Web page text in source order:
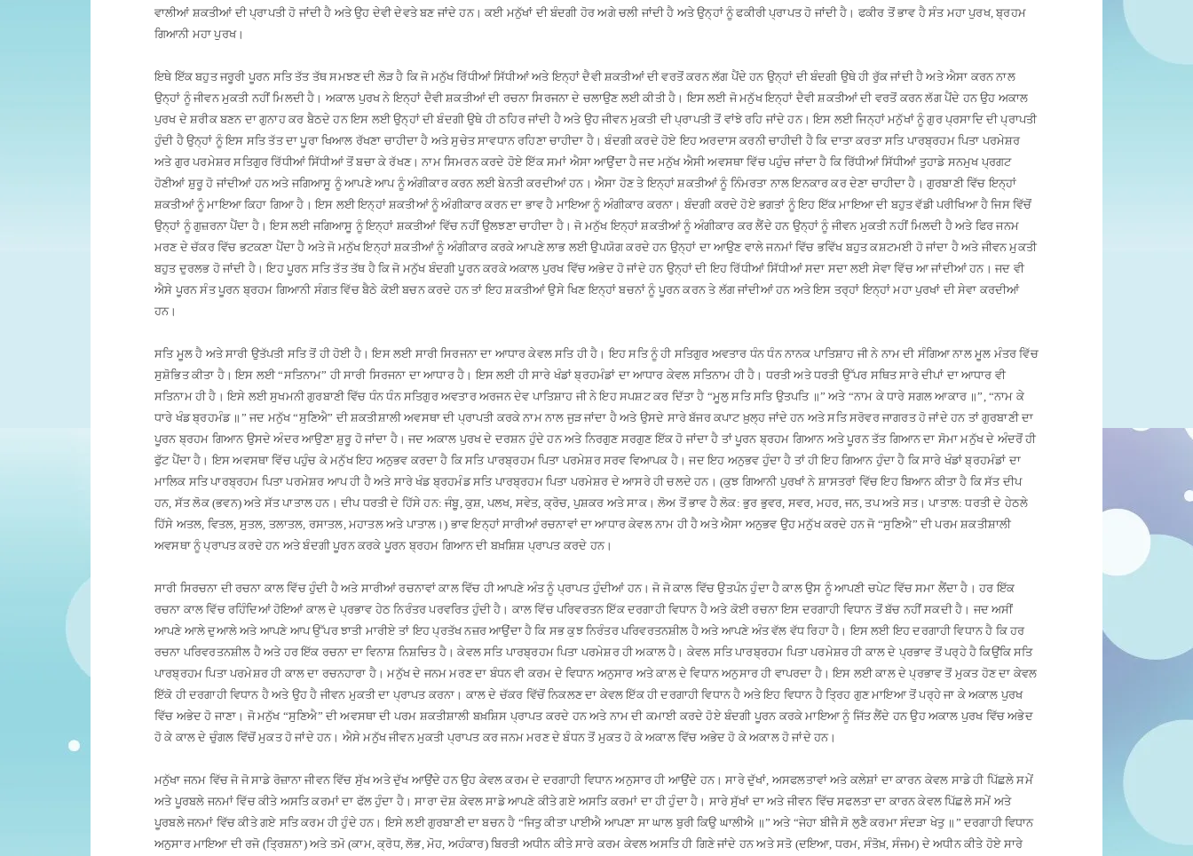
ਵਾਲੀਆਂ ਸ਼ਕਤੀਆਂ ਦੀ ਪ੍ਰਾਪਤੀ ਹੋ ਜਾਂਦੀ ਹੈ ਅਤੇ ਉਹ ਦੇਵੀ ਦੇਵਤੇ ਬਣ ਜਾਂਦੇ ਹਨ।ਕਈ ਮਨੁੱਖਾਂ ਦੀ ਬੰਦਗੀ ਹੋਰ ਅਗੇ ਚਲੀ ਜਾਂਦੀ ਹੈ ਅਤੇ ਉਨ੍ਹਾਂ ਨੂੰ ਫਕੀਰੀ ਪ੍ਰਾਪਤ ਹੋ ਜਾਂਦੀ ਹੈ । ਫਕੀਰ ਤੋਂ ਭਾਵ ਹੈ ਸੰਤ ਮਹਾ ਪੁਰਖ, ਬ੍ਰਹਮ
ਗਿਆਨੀ ਮਹਾ ਪੁਰਖ।
ਇਥੇ ਇੱਕ ਬਹੁਤ ਜਰੂਰੀ ਪੂਰਨ ਸਤਿ ਤੱਤ ਤੱਥ ਸਮਝਣ ਦੀ ਲੋੜ ਹੈ ਕਿ ਜੋ ਮਨੁੱਖ ਰਿੱਧੀਆਂ ਸਿੱਧੀਆਂ ਅਤੇ ਇਨ੍ਹਾਂ ਦੈਵੀ ਸ਼ਕਤੀਆਂ ਦੀ ਵਰਤੋਂ ਕਰਨ ਲੱਗ ਪੈਂਦੇ ਹਨ ਉਨ੍ਹਾਂ ਦੀ ਬੰਦਗੀ ਉਥੇ ਹੀ ਰੁੱਕ ਜਾਂਦੀ ਹੈ ਅਤੇ ਐਸਾ ਕਰਨ ਨਾਲ
ਉਨ੍ਹਾਂ ਨੂੰ ਜੀਵਨ ਮੁਕਤੀ ਨਹੀਂ ਮਿਲਦੀ ਹੈ । ਅਕਾਲ ਪੁਰਖ ਨੇ ਇਨ੍ਹਾਂ ਦੈਵੀ ਸ਼ਕਤੀਆਂ ਦੀ ਰਚਨਾ ਸਿਰਜਨਾ ਦੇ ਚਲਾਉਣ ਲਈ ਕੀਤੀ ਹੈ ।ਇਸ ਲਈ ਜੋ ਮਨੁੱਖ ਇਨ੍ਹਾਂ ਦੈਵੀ ਸ਼ਕਤੀਆਂ ਦੀ ਵਰਤੋਂ ਕਰਨ ਲੱਗ ਪੈਂਦੇ ਹਨ ਉਹ ਅਕਾਲ
ਪੁਰਖ ਦੇ ਸ਼ਰੀਕ ਬਣਨ ਦਾ ਗੁਨਾਹ ਕਰ ਬੈਠਦੇ ਹਨ ਇਸ ਲਈ ਉਨ੍ਹਾਂ ਦੀ ਬੰਦਗੀ ਉਥੇ ਹੀ ਠਹਿਰ ਜਾਂਦੀ ਹੈ ਅਤੇ ਉਹ ਜੀਵਨ ਮੁਕਤੀ ਦੀ ਪ੍ਰਾਪਤੀ ਤੋਂ ਵਾਂਝੇ ਰਹਿ ਜਾਂਦੇ ਹਨ।ਇਸ ਲਈ ਜਿਨ੍ਹਾਂ ਮਨੁੱਖਾਂ ਨੂੰ ਗੁਰ ਪ੍ਰਸਾਦਿ ਦੀ ਪ੍ਰਾਪਤੀ
ਹੁੰਦੀ ਹੈ ਉਨ੍ਹਾਂ ਨੂੰ ਇਸ ਸਤਿ ਤੱਤ ਦਾ ਪੂਰਾ ਖਿਆਲ ਰੱਖਣਾ ਚਾਹੀਦਾ ਹੈ ਅਤੇ ਸੁਚੇਤ ਸਾਵਧਾਨ ਰਹਿਣਾ ਚਾਹੀਦਾ ਹੈ ।ਬੰਦਗੀ ਕਰਦੇ ਹੋਏ ਇਹ ਅਰਦਾਸ ਕਰਨੀ ਚਾਹੀਦੀ ਹੈ ਕਿ ਦਾਤਾ ਕਰਤਾ ਸਤਿ ਪਾਰਬ੍ਰਹਮ ਪਿਤਾ ਪਰਮੇਸ਼ਰ
ਅਤੇ ਗੁਰ ਪਰਮੇਸ਼ਰ ਸਤਿਗੁਰ ਰਿੱਧੀਆਂ ਸਿੱਧੀਆਂ ਤੋਂ ਬਚਾ ਕੇ ਰੱਖਣ।ਨਾਮ ਸਿਮਰਨ ਕਰਦੇ ਹੋਏ ਇੱਕ ਸਮਾਂ ਐਸਾ ਆਉਂਦਾ ਹੈ ਜਦ ਮਨੁੱਖ ਐਸੀ ਅਵਸਥਾ ਵਿੱਚ ਪਹੁੰਚ ਜਾਂਦਾ ਹੈ ਕਿ ਰਿੱਧੀਆਂ ਸਿੱਧੀਆਂ ਤੁਹਾਡੇ ਸਨਮੁਖ ਪ੍ਰਗਟ
ਹੋਣੀਆਂ ਸ਼ੁਰੂ ਹੋ ਜਾਂਦੀਆਂ ਹਨ ਅਤੇ ਜਗਿਆਸੂ ਨੂੰ ਆਪਣੇ ਆਪ ਨੂੰ ਅੰਗੀਕਾਰ ਕਰਨ ਲਈ ਬੇਨਤੀ ਕਰਦੀਆਂ ਹਨ।ਐਸਾ ਹੋਣ ਤੇ ਇਨ੍ਹਾਂ ਸ਼ਕਤੀਆਂ ਨੂੰ ਨਿੰਮਰਤਾ ਨਾਲ ਇਨਕਾਰ ਕਰ ਦੇਣਾ ਚਾਹੀਦਾ ਹੈ ।ਗੁਰਬਾਣੀ ਵਿੱਚ ਇਨ੍ਹਾਂ
ਸ਼ਕਤੀਆਂ ਨੂੰ ਮਾਇਆ ਕਿਹਾ ਗਿਆ ਹੈ ।ਇਸ ਲਈ ਇਨ੍ਹਾਂ ਸ਼ਕਤੀਆਂ ਨੂੰ ਅੰਗੀਕਾਰ ਕਰਨ ਦਾ ਭਾਵ ਹੈ ਮਾਇਆ ਨੂੰ ਅੰਗੀਕਾਰ ਕਰਨਾ । ਬੰਦਗੀ ਕਰਦੇ ਹੋਏ ਭਗਤਾਂ ਨੂੰ ਇਹ ਇੱਕ ਮਾਇਆ ਦੀ ਬਹੁਤ ਵੱਡੀ ਪਰੀਖਿਆ ਹੈ ਜਿਸ ਵਿੱਚੋਂ
ਉਨ੍ਹਾਂ ਨੂੰ ਗੁਜ਼ਰਨਾ ਪੈਂਦਾ ਹੈ ।ਇਸ ਲਈ ਜਗਿਆਸੂ ਨੂੰ ਇਨ੍ਹਾਂ ਸ਼ਕਤੀਆਂ ਵਿੱਚ ਨਹੀਂ ਉਲਝਣਾ ਚਾਹੀਦਾ ਹੈ ।ਜੋ ਮਨੁੱਖ ਇਨ੍ਹਾਂ ਸ਼ਕਤੀਆਂ ਨੂੰ ਅੰਗੀਕਾਰ ਕਰ ਲੈਂਦੇ ਹਨ ਉਨ੍ਹਾਂ ਨੂੰ ਜੀਵਨ ਮੁਕਤੀ ਨਹੀਂ ਮਿਲਦੀ ਹੈ ਅਤੇ ਫਿਰ ਜਨਮ
ਮਰਣ ਦੇ ਚੱਕਰ ਵਿੱਚ ਭਟਕਣਾ ਪੈਂਦਾ ਹੈ ਅਤੇ ਜੋ ਮਨੁੱਖ ਇਨ੍ਹਾਂ ਸ਼ਕਤੀਆਂ ਨੂੰ ਅੰਗੀਕਾਰ ਕਰਕੇ ਆਪਣੇ ਲਾਭ ਲਈ ਉਪਯੋਗ ਕਰਦੇ ਹਨ ਉਨ੍ਹਾਂ ਦਾ ਆਉਣ ਵਾਲੇ ਜਨਮਾਂ ਵਿੱਚ ਭਵਿੱਖ ਬਹੁਤ ਕਸ਼ਟਮਈ ਹੋ ਜਾਂਦਾ ਹੈ ਅਤੇ ਜੀਵਨ ਮੁਕਤੀ
ਬਹੁਤ ਦੁਰਲਭ ਹੋ ਜਾਂਦੀ ਹੈ ।ਇਹ ਪੂਰਨ ਸਤਿ ਤੱਤ ਤੱਥ ਹੈ ਕਿ ਜੋ ਮਨੁੱਖ ਬੰਦਗੀ ਪੂਰਨ ਕਰਕੇ ਅਕਾਲ ਪੁਰਖ ਵਿੱਚ ਅਭੇਦ ਹੋ ਜਾਂਦੇ ਹਨ ਉਨ੍ਹਾਂ ਦੀ ਇਹ ਰਿੱਧੀਆਂ ਸਿੱਧੀਆਂ ਸਦਾ ਸਦਾ ਲਈ ਸੇਵਾ ਵਿੱਚ ਆ ਜਾਂਦੀਆਂ ਹਨ।ਜਦ ਵੀ
ਐਸੇ ਪੂਰਨ ਸੰਤ ਪੂਰਨ ਬ੍ਰਹਮ ਗਿਆਨੀ ਸੰਗਤ ਵਿੱਚ ਬੈਠੇ ਕੋਈ ਬਚਨ ਕਰਦੇ ਹਨ ਤਾਂ ਇਹ ਸ਼ਕਤੀਆਂ ਉਸੇ ਖਿਣ ਇਨ੍ਹਾਂ ਬਚਨਾਂ ਨੂੰ ਪੂਰਨ ਕਰਨ ਤੇ ਲੱਗ ਜਾਂਦੀਆਂ ਹਨ ਅਤੇ ਇਸ ਤਰ੍ਹਾਂ ਇਨ੍ਹਾਂ ਮਹਾ ਪੁਰਖਾਂ ਦੀ ਸੇਵਾ ਕਰਦੀਆਂ
ਹਨ।
ਸਤਿ ਮੂਲ ਹੈ ਅਤੇ ਸਾਰੀ ਉਤੱਪਤੀ ਸਤਿ ਤੋਂ ਹੀ ਹੋਈ ਹੈ ।ਇਸ ਲਈ ਸਾਰੀ ਸਿਰਜਨਾ ਦਾ ਆਧਾਰ ਕੇਵਲ ਸਤਿ ਹੀ ਹੈ ।ਇਹ ਸਤਿ ਨੂੰ ਹੀ ਸਤਿਗੁਰ ਅਵਤਾਰ ਧੰਨ ਧੰਨ ਨਾਨਕ ਪਾਤਿਸ਼ਾਹ ਜੀ ਨੇ ਨਾਮ ਦੀ ਸੰਗਿਆ ਨਾਲ ਮੂਲ ਮੰਤਰ ਵਿੱਚ
ਸੁਸ਼ੋਭਿਤ ਕੀਤਾ ਹੈ।ਇਸ ਲਈ “ਸਤਿਨਾਮ” ਹੀ ਸਾਰੀ ਸਿਰਜਨਾ ਦਾ ਆਧਾਰ ਹੈ ।ਇਸ ਲਈ ਹੀ ਸਾਰੇ ਖੰਡਾਂ ਬ੍ਰਹਮੰਡਾਂ ਦਾ ਆਧਾਰ ਕੇਵਲ ਸਤਿਨਾਮ ਹੀ ਹੈ । ਧਰਤੀ ਅਤੇ ਧਰਤੀ ਉੱਪਰ ਸਥਿਤ ਸਾਰੇ ਦੀਪਾਂ ਦਾ ਆਧਾਰ ਵੀ
ਸਤਿਨਾਮ ਹੀ ਹੈ ।ਇਸੇ ਲਈ ਸੁਖਮਨੀ ਗੁਰਬਾਣੀ ਵਿੱਚ ਧੰਨ ਧੰਨ ਸਤਿਗੁਰ ਅਵਤਾਰ ਅਰਜਨ ਦੇਵ ਪਾਤਿਸ਼ਾਹ ਜੀ ਨੇ ਇਹ ਸਪਸ਼ਟ ਕਰ ਦਿੱਤਾ ਹੈ “ਮੂਲੁ ਸਤਿ ਸਤਿ ਉਤਪਤਿ ॥”ਅਤੇ “ਨਾਮ ਕੇ ਧਾਰੇ ਸਗਲ ਆਕਾਰ ॥”, “ਨਾਮ ਕੇ
ਧਾਰੇ ਖੰਡ ਬ੍ਰਹਮੰਡ ॥”ਜਦ ਮਨੁੱਖ “ਸੁਣਿਐ” ਦੀ ਸ਼ਕਤੀਸ਼ਾਲੀ ਅਵਸਥਾ ਦੀ ਪ੍ਰਾਪਤੀ ਕਰਕੇ ਨਾਮ ਨਾਲ ਜੁੜ ਜਾਂਦਾ ਹੈ ਅਤੇ ਉਸਦੇ ਸਾਰੇ ਬੱਜਰ ਕਪਾਟ ਖ਼ੁਲ੍ਹ ਜਾਂਦੇ ਹਨ ਅਤੇ ਸਤਿ ਸਰੋਵਰ ਜਾਗਰਤ ਹੋ ਜਾਂਦੇ ਹਨ ਤਾਂ ਗੁਰਬਾਣੀ ਦਾ
ਪੂਰਨ ਬ੍ਰਹਮ ਗਿਆਨ ਉਸਦੇ ਅੰਦਰ ਆਉਣਾ ਸ਼ੁਰੂ ਹੋ ਜਾਂਦਾ ਹੈ।ਜਦ ਅਕਾਲ ਪੁਰਖ ਦੇ ਦਰਸ਼ਨ ਹੁੰਦੇ ਹਨ ਅਤੇ ਨਿਰਗੁਣ ਸਰਗੁਣ ਇੱਕ ਹੋ ਜਾਂਦਾ ਹੈ ਤਾਂ ਪੂਰਨ ਬ੍ਰਹਮ ਗਿਆਨ ਅਤੇ ਪੂਰਨ ਤੱਤ ਗਿਆਨ ਦਾ ਸੋਮਾ ਮਨੁੱਖ ਦੇ ਅੰਦਰੋਂ ਹੀ
ਫੁੱਟ ਪੈਂਦਾ ਹੈ ।ਇਸ ਅਵਸਥਾ ਵਿੱਚ ਪਹੁੰਚ ਕੇ ਮਨੁੱਖ ਇਹ ਅਨੁਭਵ ਕਰਦਾ ਹੈ ਕਿ ਸਤਿ ਪਾਰਬ੍ਰਹਮ ਪਿਤਾ ਪਰਮੇਸ਼ਰ ਸਰਵ ਵਿਆਪਕ ਹੈ ।ਜਦ ਇਹ ਅਨੁਭਵ ਹੁੰਦਾ ਹੈ ਤਾਂ ਹੀ ਇਹ ਗਿਆਨ ਹੁੰਦਾ ਹੈ ਕਿ ਸਾਰੇ ਖੰਡਾਂ ਬ੍ਰਹਮੰਡਾਂ ਦਾ
ਮਾਲਿਕ ਸਤਿ ਪਾਰਬ੍ਰਹਮ ਪਿਤਾ ਪਰਮੇਸ਼ਰ ਆਪ ਹੀ ਹੈ ਅਤੇ ਸਾਰੇ ਖੰਡ ਬ੍ਰਹਮੰਡ ਸਤਿ ਪਾਰਬ੍ਰਹਮ ਪਿਤਾ ਪਰਮੇਸ਼ਰ ਦੇ ਆਸਰੇ ਹੀ ਚਲਦੇ ਹਨ। (ਕੁਝ ਗਿਆਨੀ ਪੁਰਖਾਂ ਨੇ ਸ਼ਾਸਤਰਾਂ ਵਿੱਚ ਇਹ ਬਿਆਨ ਕੀਤਾ ਹੈ ਕਿ ਸੱਤ ਦੀਪ
ਹਨ, ਸੱਤ ਲੋਕ (ਭਵਨ) ਅਤੇ ਸੱਤ ਪਾਤਾਲ ਹਨ।ਦੀਪ ਧਰਤੀ ਦੇ ਹਿੱਸੇ ਹਨ: ਜੰਬੂ, ਕੁਸ਼, ਪਲਖ, ਸਵੇਤ, ਕ੍ਰੋਚ, ਪੁਸ਼ਕਰ ਅਤੇ ਸਾਕ।ਲੋਅ ਤੋਂ ਭਾਵ ਹੈ ਲੋਕ: ਭੁਰ ਭੁਵਰ, ਸਵਰ, ਮਹਰ, ਜਨ, ਤਪ ਅਤੇ ਸਤ।ਪਾਤਾਲ: ਧਰਤੀ ਦੇ ਹੇਠਲੇ
ਹਿੱਸੇ ਅਤਲ, ਵਿਤਲ, ਸੁਤਲ, ਤਲਾਤਲ, ਰਸਾਤਲ, ਮਹਾਤਲ ਅਤੇ ਪਾਤਾਲ ।) ਭਾਵ ਇਨ੍ਹਾਂ ਸਾਰੀਆਂ ਰਚਨਾਵਾਂ ਦਾ ਆਧਾਰ ਕੇਵਲ ਨਾਮ ਹੀ ਹੈ ਅਤੇ ਐਸਾ ਅਨੁਭਵ ਉਹ ਮਨੁੱਖ ਕਰਦੇ ਹਨ ਜੋ “ਸੁਣਿਐ” ਦੀ ਪਰਮ ਸ਼ਕਤੀਸ਼ਾਲੀ
ਅਵਸਥਾ ਨੂੰ ਪ੍ਰਾਪਤ ਕਰਦੇ ਹਨ ਅਤੇ ਬੰਦਗੀ ਪੂਰਨ ਕਰਕੇ ਪੂਰਨ ਬ੍ਰਹਮ ਗਿਆਨ ਦੀ ਬਖ਼ਸ਼ਿਸ਼ ਪ੍ਰਾਪਤ ਕਰਦੇ ਹਨ।
ਸਾਰੀ ਸਿਰਚਨਾ ਦੀ ਰਚਨਾ ਕਾਲ ਵਿੱਚ ਹੁੰਦੀ ਹੈ ਅਤੇ ਸਾਰੀਆਂ ਰਚਨਾਵਾਂ ਕਾਲ ਵਿੱਚ ਹੀ ਆਪਣੇ ਅੰਤ ਨੂੰ ਪ੍ਰਾਪਤ ਹੁੰਦੀਆਂ ਹਨ।ਜੋ ਜੋ ਕਾਲ ਵਿੱਚ ਉਤਪੰਨ ਹੁੰਦਾ ਹੈ ਕਾਲ ਉਸ ਨੂੰ ਆਪਣੀ ਚਪੇਟ ਵਿੱਚ ਸਮਾ ਲੈਂਦਾ ਹੈ ।ਹਰ ਇੱਕ
ਰਚਨਾ ਕਾਲ ਵਿੱਚ ਰਹਿੰਦਿਆਂ ਹੋਇਆਂ ਕਾਲ ਦੇ ਪ੍ਰਭਾਵ ਹੇਠ ਨਿਰੰਤਰ ਪਰਵਰਿਤ ਹੁੰਦੀ ਹੈ । ਕਾਲ ਵਿੱਚ ਪਰਿਵਰਤਨ ਇੱਕ ਦਰਗਾਹੀ ਵਿਧਾਨ ਹੈ ਅਤੇ ਕੋਈ ਰਚਨਾ ਇਸ ਦਰਗਾਹੀ ਵਿਧਾਨ ਤੋਂ ਬੱਚ ਨਹੀਂ ਸਕਦੀ ਹੈ । ਜਦ ਅਸੀਂ
ਆਪਣੇ ਆਲੇ ਦੁਆਲੇ ਅਤੇ ਆਪਣੇ ਆਪ ਉੱਪਰ ਝਾਤੀ ਮਾਰੀਏ ਤਾਂ ਇਹ ਪ੍ਰਤੱਖ ਨਜ਼ਰ ਆਉਂਦਾ ਹੈ ਕਿ ਸਭ ਕੁਝ ਨਿਰੰਤਰ ਪਰਿਵਰਤਨਸ਼ੀਲ ਹੈ ਅਤੇ ਆਪਣੇ ਅੰਤ ਵੱਲ ਵੱਧ ਰਿਹਾ ਹੈ ।ਇਸ ਲਈ ਇਹ ਦਰਗਾਹੀ ਵਿਧਾਨ ਹੈ ਕਿ ਹਰ
ਰਚਨਾ ਪਰਿਵਰਤਨਸ਼ੀਲ ਹੈ ਅਤੇ ਹਰ ਇੱਕ ਰਚਨਾ ਦਾ ਵਿਨਾਸ਼ ਨਿਸ਼ਚਿਤ ਹੈ ।ਕੇਵਲ ਸਤਿ ਪਾਰਬ੍ਰਹਮ ਪਿਤਾ ਪਰਮੇਸ਼ਰ ਹੀ ਅਕਾਲ ਹੈ । ਕੇਵਲ ਸਤਿ ਪਾਰਬ੍ਰਹਮ ਪਿਤਾ ਪਰਮੇਸ਼ਰ ਹੀ ਕਾਲ ਦੇ ਪ੍ਰਭਾਵ ਤੋਂ ਪਰ੍ਹੇ ਹੈ ਕਿਉਂਕਿ ਸਤਿ
ਪਾਰਬ੍ਰਹਮ ਪਿਤਾ ਪਰਮੇਸ਼ਰ ਹੀ ਕਾਲ ਦਾ ਰਚਨਹਾਰਾ ਹੈ ।ਮਨੁੱਖ ਦੇ ਜਨਮ ਮਰਣ ਦਾ ਬੰਧਨ ਵੀ ਕਰਮ ਦੇ ਵਿਧਾਨ ਅਨੁਸਾਰ ਅਤੇ ਕਾਲ ਦੇ ਵਿਧਾਨ ਅਨੁਸਾਰ ਹੀ ਵਾਪਰਦਾ ਹੈ।ਇਸ ਲਈ ਕਾਲ ਦੇ ਪ੍ਰਭਾਵ ਤੋਂ ਮੁਕਤ ਹੋਣ ਦਾ ਕੇਵਲ
ਇੱਕੋ ਹੀ ਦਰਗਾਹੀ ਵਿਧਾਨ ਹੈ ਅਤੇ ਉਹ ਹੈ ਜੀਵਨ ਮੁਕਤੀ ਦਾ ਪ੍ਰਾਪਤ ਕਰਨਾ । ਕਾਲ ਦੇ ਚੱਕਰ ਵਿੱਚੋਂ ਨਿਕਲਣ ਦਾ ਕੇਵਲ ਇੱਕ ਹੀ ਦਰਗਾਹੀ ਵਿਧਾਨ ਹੈ ਅਤੇ ਇਹ ਵਿਧਾਨ ਹੈ ਤ੍ਰਿਹ ਗੁਣ ਮਾਇਆ ਤੋਂ ਪਰ੍ਹੇ ਜਾ ਕੇ ਅਕਾਲ ਪੁਰਖ
ਵਿੱਚ ਅਭੇਦ ਹੋ ਜਾਣਾ । ਜੋ ਮਨੁੱਖ “ਸੁਣਿਐ” ਦੀ ਅਵਸਥਾ ਦੀ ਪਰਮ ਸ਼ਕਤੀਸ਼ਾਲੀ ਬਖ਼ਸ਼ਿਸ ਪ੍ਰਾਪਤ ਕਰਦੇ ਹਨ ਅਤੇ ਨਾਮ ਦੀ ਕਮਾਈ ਕਰਦੇ ਹੋਏ ਬੰਦਗੀ ਪੂਰਨ ਕਰਕੇ ਮਾਇਆ ਨੂੰ ਜਿੱਤ ਲੈਂਦੇ ਹਨ ਉਹ ਅਕਾਲ ਪੁਰਖ ਵਿੱਚ ਅਭੇਦ
ਹੋ ਕੇ ਕਾਲ ਦੇ ਚੁੰਗਲ ਵਿੱਚੋਂ ਮੁਕਤ ਹੋ ਜਾਂਦੇ ਹਨ। ਐਸੇ ਮਨੁੱਖ ਜੀਵਨ ਮੁਕਤੀ ਪ੍ਰਾਪਤ ਕਰ ਜਨਮ ਮਰਣ ਦੇ ਬੰਧਨ ਤੋਂ ਮੁਕਤ ਹੋ ਕੇ ਅਕਾਲ ਵਿੱਚ ਅਭੇਦ ਹੋ ਕੇ ਅਕਾਲ ਹੋ ਜਾਂਦੇ ਹਨ।
ਮਨੁੱਖਾ ਜਨਮ ਵਿੱਚ ਜੋ ਜੋ ਸਾਡੇ ਰੋਜ਼ਾਨਾ ਜੀਵਨ ਵਿੱਚ ਸੁੱਖ ਅਤੇ ਦੁੱਖ ਆਉਂਦੇ ਹਨ ਉਹ ਕੇਵਲ ਕਰਮ ਦੇ ਦਰਗਾਹੀ ਵਿਧਾਨ ਅਨੁਸਾਰ ਹੀ ਆਉਂਦੇ ਹਨ।ਸਾਰੇ ਦੁੱਖਾਂ, ਅਸਫਲਤਾਵਾਂ ਅਤੇ ਕਲੇਸ਼ਾਂ ਦਾ ਕਾਰਨ ਕੇਵਲ ਸਾਡੇ ਹੀ ਪਿੱਛਲੇ ਸਮੇਂ
ਅਤੇ ਪੂਰਬਲੇ ਜਨਮਾਂ ਵਿੱਚ ਕੀਤੇ ਅਸਤਿ ਕਰਮਾਂ ਦਾ ਫੱਲ ਹੁੰਦਾ ਹੈ ।ਸਾਰਾ ਦੋਸ਼ ਕੇਵਲ ਸਾਡੇ ਆਪਣੇ ਕੀਤੇ ਗਏ ਅਸਤਿ ਕਰਮਾਂ ਦਾ ਹੀ ਹੁੰਦਾ ਹੈ । ਸਾਰੇ ਸੁੱਖਾਂ ਦਾ ਅਤੇ ਜੀਵਨ ਵਿੱਚ ਸਫਲਤਾ ਦਾ ਕਾਰਨ ਕੇਵਲ ਪਿੱਛਲੇ ਸਮੇਂ ਅਤੇ
ਪੂਰਬਲੇ ਜਨਮਾਂ ਵਿੱਚ ਕੀਤੇ ਗਏ ਸਤਿ ਕਰਮ ਹੀ ਹੁੰਦੇ ਹਨ।ਇਸੇ ਲਈ ਗੁਰਬਾਣੀ ਦਾ ਬਚਨ ਹੈ “ਜਿਤੁ ਕੀਤਾ ਪਾਈਐ ਆਪਣਾ ਸਾ ਘਾਲ ਬੁਰੀ ਕਿਉ ਘਾਲੀਐ ॥”ਅਤੇ “ਜੇਹਾ ਬੀਜੈ ਸੋ ਲੁਣੈ ਕਰਮਾ ਸੰਦੜਾ ਖੇਤੁ ॥”ਦਰਗਾਹੀ ਵਿਧਾਨ
ਅਨੁਸਾਰ ਮਾਇਆ ਦੀ ਰਜੋ (ਤ੍ਰਿਸ਼ਨਾ) ਅਤੇ ਤਮੋ (ਕਾਮ, ਕ੍ਰੋਧ, ਲੋਭ, ਮੋਹ, ਅਹੰਕਾਰ) ਬਿਰਤੀ ਅਧੀਨ ਕੀਤੇ ਸਾਰੇ ਕਰਮ ਕੇਵਲ ਅਸਤਿ ਹੀ ਗਿਣੇ ਜਾਂਦੇ ਹਨ ਅਤੇ ਸਤੋ (ਦਇਆ, ਧਰਮ, ਸੰਤੋਖ਼, ਸੰਜਮ) ਦੇ ਅਧੀਨ ਕੀਤੇ ਹੋਏ ਸਾਰੇ